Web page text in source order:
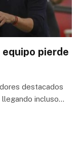
pierde
destacados
incluso…